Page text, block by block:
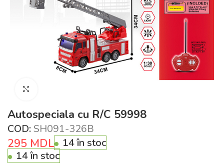
Autospeciala cu R/C 59998
COD: SH091-326B
295 MDL
14 în stoc
14 în stoc